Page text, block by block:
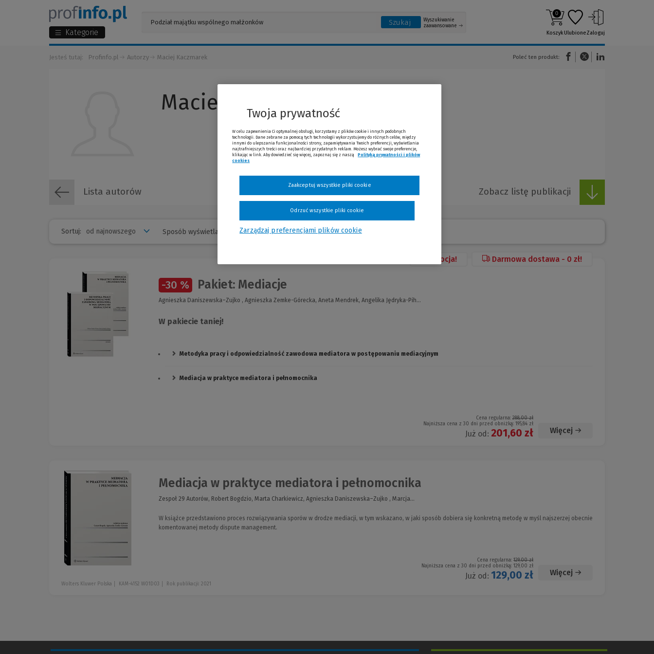
Kategorie
Szukaj
Wyszukiwanie
zaawansowane
0
KoszykUlubioneZaloguj
Jesteś tutaj: Profinfo.pl Autorzy Maciej Kaczmarek Poleć ten produkt:
(Nowe okno)(Link do innej strony)
Maciej Kaczmarek
Lista autorów Zobacz listę publikacji
Sortuj: Sposób wyświetlania
Promocja! Darmowa dostawa - 0 zł!
-30 % Pakiet: Mediacje
Agnieszka Daniszewska–Zujko , Agnieszka Zemke-Górecka, Aneta Mendrek, Angelika Jędryka-Pih...
W pakiecie taniej!
Metodyka pracy i odpowiedzialność zawodowa mediatora w postępowaniu mediacyjnym
Mediacja w praktyce mediatora i pełnomocnika
Cena regularna: 288,00 zł
Najniższa cena z 30 dni przed obniżką: 195,84 zł
Już od: 201,60 zł Więcej
Mediacja w praktyce mediatora i pełnomocnika
Zespoł 29 Autorów, Robert Bogdzio, Marta Charkiewicz, Agnieszka Daniszewska–Zujko , Marcja...
W książce przedstawiono proces rozwiązywania sporów w drodze mediacji, w tym wskazano, w jaki sposób dobiera się konkretną metodę w myśl najszerzej obecnie
komentowanej metody dispute management.
Cena regularna: 129,00 zł
Najniższa cena z 30 dni przed obniżką: 129,00 zł
Już od: 129,00 zł Więcej
Wolters Kluwer Polska KAM-4152 W01D03 Rok publikacji: 2021
Twoja prywatność
W celu zapewnienia Ci optymalnej obsługi, korzystamy z plików cookie i innych podobnych
technologii. Dane zebrane za pomocą tych technologii wykorzystujemy do różnych celów, między
innymi do ulepszania funkcjonalności strony, zapamiętywania Twoich preferencji, wyświetlania
najtrafniejszych treści oraz najbardziej przydatnych reklam. Możesz wybrać swoje preferencje,
klikając w link. Aby dowiedzieć się więcej, zapoznaj się z naszą
Polityką prywatności i plików
cookies
Zarządzaj preferencjami plików cookie
Odrzuć wszystkie pliki cookie
Zaakceptuj wszystkie pliki cookie